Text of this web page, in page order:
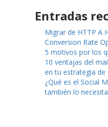
Entradas
Migrar de HTTP A
Conversion Rate
5 motivos por los
10 ventajas del
en tu estrategia de
¿Qué es el Social
también lo